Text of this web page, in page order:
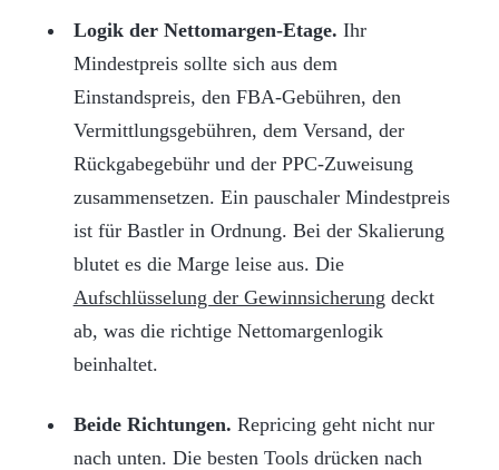
Logik der Nettomargen-Etage. Ihr
Mindestpreis sollte sich aus dem
Einstandspreis, den FBA-Gebühren, den
Vermittlungsgebühren, dem Versand, der
Rückgabegebühr und der PPC-Zuweisung
zusammensetzen. Ein pauschaler Mindestpreis
ist für Bastler in Ordnung. Bei der Skalierung
blutet es die Marge leise aus. Die
Aufschlüsselung der Gewinnsicherung deckt
ab, was die richtige Nettomargenlogik
beinhaltet.
Beide Richtungen. Repricing geht nicht nur
nach unten. Die besten Tools drücken nach